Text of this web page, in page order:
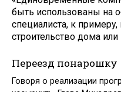
быть использованы на
специалиста, к
строительство дома
Переезд понарошку
Говоря о реализации